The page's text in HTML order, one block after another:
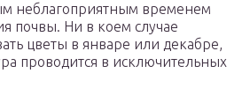
неблагоприятным временем
почвы. Ни в коем случае
цветы в январе или декабре,
проводится в исключительных